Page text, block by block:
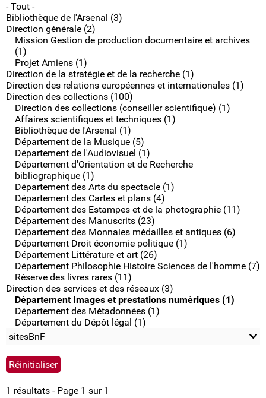
- Tout -
Bibliothèque de l'Arsenal (3)
Direction générale (2)
Mission Gestion de production documentaire et archives
(1)
Projet Amiens (1)
Direction de la stratégie et de la recherche (1)
Direction des relations européennes et internationales (1)
Direction des collections (100)
Direction des collections (conseiller scientifique) (1)
Affaires scientifiques et techniques (1)
Bibliothèque de l'Arsenal (1)
Département de la Musique (5)
Département de l'Audiovisuel (1)
Département d'Orientation et de Recherche
bibliographique (1)
Département des Arts du spectacle (1)
Département des Cartes et plans (4)
Département des Estampes et de la photographie (11)
Département des Manuscrits (23)
Département des Monnaies médailles et antiques (6)
Département Droit économie politique (1)
Département Littérature et art (26)
Département Philosophie Histoire Sciences de l'homme (7)
Réserve des livres rares (11)
Direction des services et des réseaux (3)
Département Images et prestations numériques (1)
Département des Métadonnées (1)
Département du Dépôt légal (1)
sitesBnF
1 résultats - Page 1 sur 1